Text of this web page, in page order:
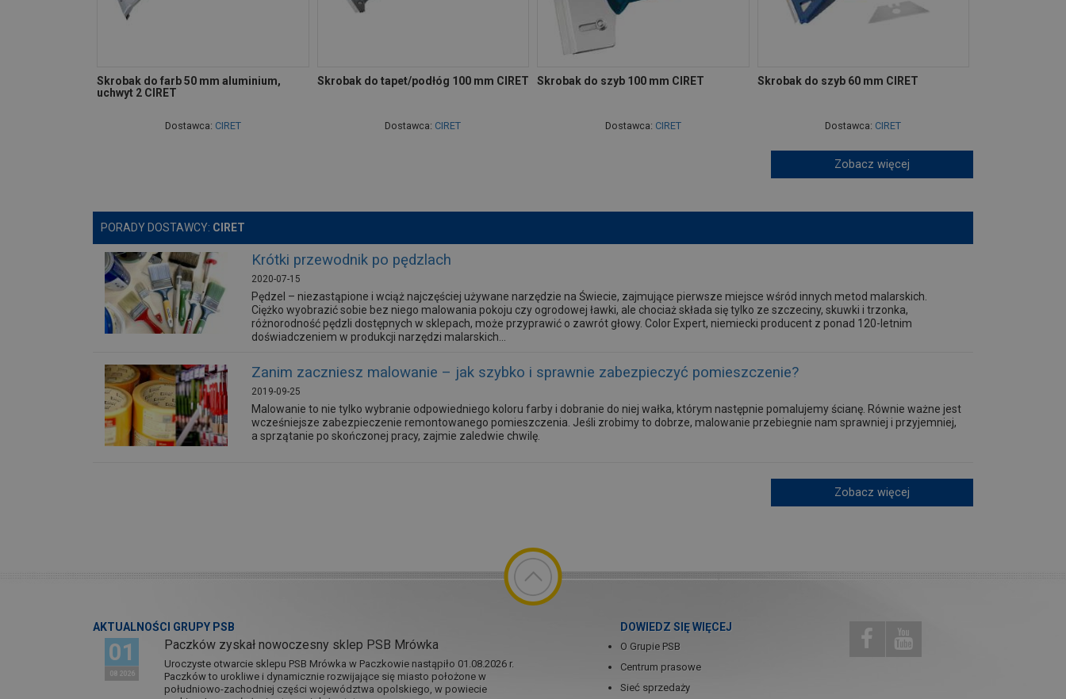
Skrobak do farb 50 mm aluminium,
uchwyt 2 CIRET
Dostawca: CIRET
Skrobak do tapet/podłóg 100 mm CIRET
Dostawca: CIRET
Skrobak do szyb 100 mm CIRET
Dostawca: CIRET
Skrobak do szyb 60 mm CIRET
Dostawca: CIRET
Zobacz więcej
PORADY DOSTAWCY: CIRET
Krótki przewodnik po pędzlach
2020-07-15
Pędzel – niezastąpione i wciąż najczęściej używane narzędzie na Świecie, zajmujące pierwsze miejsce wśród innych metod malarskich.
Ciężko wyobrazić sobie bez niego malowania pokoju czy ogrodowej ławki, ale chociaż składa się tylko ze szczeciny, skuwki i trzonka,
różnorodność pędzli dostępnych w sklepach, może przyprawić o zawrót głowy. Color Expert, niemiecki producent z ponad 120-letnim
doświadczeniem w produkcji narzędzi malarskich...
Zanim zaczniesz malowanie – jak szybko i sprawnie zabezpieczyć pomieszczenie?
2019-09-25
Malowanie to nie tylko wybranie odpowiedniego koloru farby i dobranie do niej wałka, którym następnie pomalujemy ścianę. Równie ważne jest
wcześniejsze zabezpieczenie remontowanego pomieszczenia. Jeśli zrobimy to dobrze, malowanie przebiegnie nam sprawniej i przyjemniej,
a sprzątanie po skończonej pracy, zajmie zaledwie chwilę.
Zobacz więcej
AKTUALNOŚCI GRUPY PSB
01
08 2026
Paczków zyskał nowoczesny sklep PSB Mrówka
Uroczyste otwarcie sklepu PSB Mrówka w Paczkowie nastąpiło 01.08.2026 r.
Paczków to urokliwe i dynamicznie rozwijające się miasto położone w
południowo-zachodniej części województwa opolskiego, w powiecie
DOWIEDZ SIĘ WIĘCEJ
O Grupie PSB
Centrum prasowe
Sieć sprzedaży